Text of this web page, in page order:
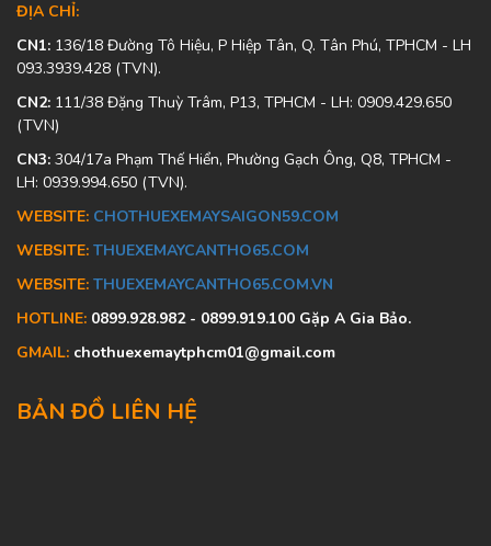
ĐỊA CHỈ:
CN1: 136/18 Đường Tô Hiệu, P Hiệp Tân, Q. Tân Phú, TPHCM - LH
093.3939.428 (TVN).
CN2: 111/38 Đặng Thuỳ Trâm, P13, TPHCM - LH: 0909.429.650
(TVN)
CN3: 304/17a Phạm Thế Hiển, Phường Gạch Ông, Q8, TPHCM -
LH: 0939.994.650 (TVN).
WEBSITE: CHOTHUEXEMAYSAIGON59.COM
WEBSITE: THUEXEMAYCANTHO65.COM
WEBSITE: THUEXEMAYCANTHO65.COM.VN
HOTLINE: 0899.928.982 - 0899.919.100 Gặp A Gia Bảo.
GMAIL: chothuexemaytphcm01@gmail.com
BẢN ĐỒ LIÊN HỆ